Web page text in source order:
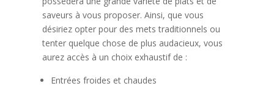
saveurs à vous proposer. Ainsi, que vous
désiriez opter pour des mets traditionnels ou
tenter quelque chose de plus audacieux, vous
aurez accès à un choix exhaustif de :
Entrées froides et chaudes